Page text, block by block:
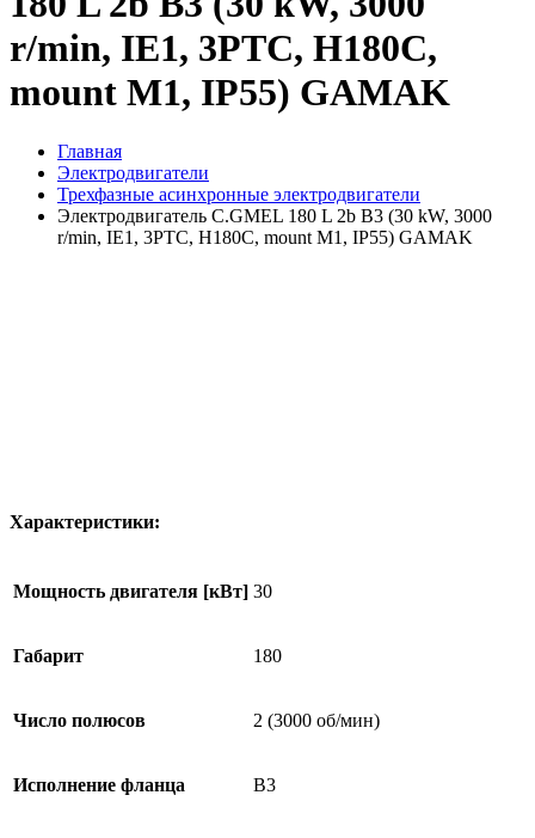
r/min, IE1, 3PTC, H180C,
mount M1, IP55) GAMAK
Главная
Электродвигатели
Трехфазные асинхронные электродвигатели
Электродвигатель C.GMEL 180 L 2b B3 (30 kW, 3000
r/min, IE1, 3PTC, H180C, mount M1, IP55) GAMAK
Характеристики:
Мощность двигателя [кВт] 30
Габарит 180
Число полюсов 2 (3000 об/мин)
Исполнение фланца B3